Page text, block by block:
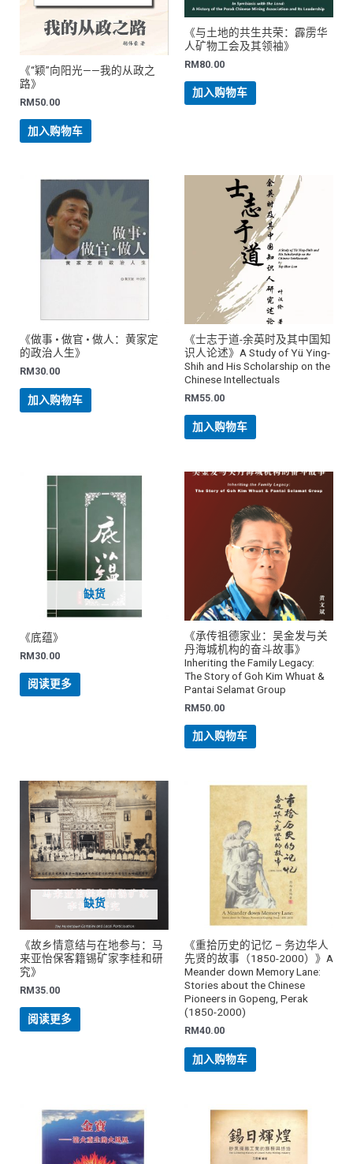
《“颖”向阳光——我的从政之
路》
RM50.00
加入购物车
《与土地的共生共荣：霹雳华
人矿物工会及其领袖》
RM80.00
加入购物车
《做事 • 做官 • 做人：黄家定
的政治人生》
RM 30.00
加入购物车
《士志于道-余英时及其中国知
识人论述》A Study of Yü Ying-
Shih and His Scholarship on the
Chinese Intellectuals
RM 55.00
加入购物车
缺货
《底蕴》
RM30.00
阅读更多
《承传祖德家业：吴金发与关
丹海城机构的奋斗故事》
Inheriting the Family Legacy:
The Story of Goh Kim Whuat &
Pantai Selamat Group
RM50.00
加入购物车
缺货
《故乡情意结与在地参与：马
来亚怡保客籍锡矿家李桂和研
究》
RM 35.00
阅读更多
《重拾历史的记忆 – 务边华人
先贤的故事（1850-2000）》A
Meander down Memory Lane:
Stories about the Chinese
Pioneers in Gopeng, Perak
(1850-2000)
RM40.00
加入购物车